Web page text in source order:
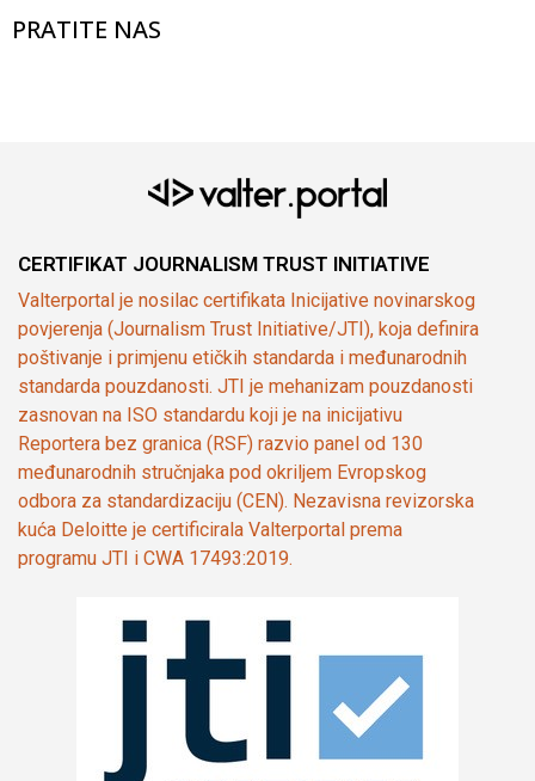
PRATITE NAS
CERTIFIKAT JOURNALISM TRUST INITIATIVE
Valterportal je nosilac certifikata Inicijative novinarskog
povjerenja (Journalism Trust Initiative/JTI), koja definira
poštivanje i primjenu etičkih standarda i međunarodnih
standarda pouzdanosti. JTI je mehanizam pouzdanosti
zasnovan na ISO standardu koji je na inicijativu
Reportera bez granica (RSF) razvio panel od 130
međunarodnih stručnjaka pod okriljem Evropskog
odbora za standardizaciju (CEN). Nezavisna revizorska
kuća Deloitte je certificirala Valterportal prema
programu JTI i CWA 17493:2019.